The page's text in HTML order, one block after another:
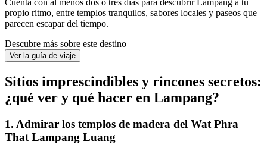
Cuenta con al menos dos o tres días para descubrir Lampang a tu
propio ritmo, entre templos tranquilos, sabores locales y paseos que
parecen escapar del tiempo.
Descubre más sobre este destino
Ver la guía de viaje
Sitios imprescindibles y rincones secretos:
¿qué ver y qué hacer en Lampang?
1. Admirar los templos de madera del Wat Phra
That Lampang Luang